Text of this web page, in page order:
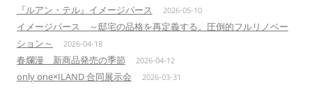
『ルアン・テル』イメージパース 2026-05-10
イメージパース ～邸宅の品格を再定義する。圧倒的フルリノベー
ション～
2026-04-18
春爛漫 新商品発売の季節 2026-04-12
only one×ILAND 合同展示会 2026-03-31